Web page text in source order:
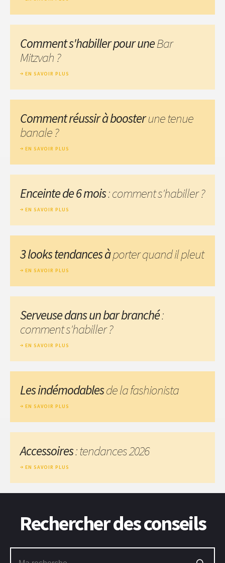
Comment s'habiller pour uneBar
Mitzvah ?
EN SAVOIR PLUS
Comment réussir à boosterune tenue
banale ?
EN SAVOIR PLUS
Enceinte de 6 mois: comment s'habiller ?
EN SAVOIR PLUS
3 looks tendances àporter quand il pleut
EN SAVOIR PLUS
Serveuse dans un bar branché:
comment s'habiller ?
EN SAVOIR PLUS
Les indémodablesde la fashionista
EN SAVOIR PLUS
Accessoires: tendances 2026
EN SAVOIR PLUS
Rechercher des conseils